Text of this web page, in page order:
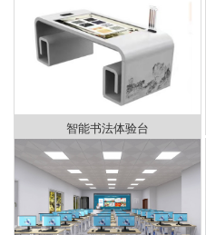
智能书法体验台